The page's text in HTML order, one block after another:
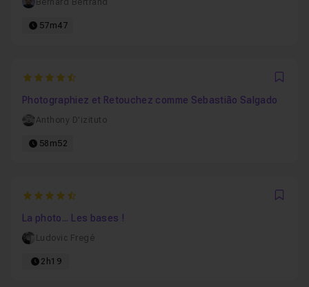
Bernard Bertrand
57m47
4.5070422535211
Photographiez et Retouchez comme Sebastião Salgado
Anthony D'izituto
58m52
4.3584905660377
La photo... Les bases !
Ludovic Fregé
2h19